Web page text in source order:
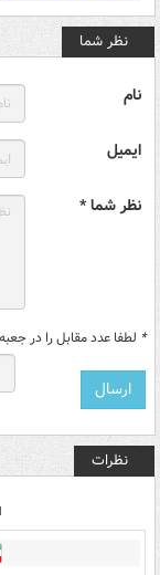
نظر شما
نام
ایمیل
نظر شما *
* لطفا عدد مقابل را در
نظرات